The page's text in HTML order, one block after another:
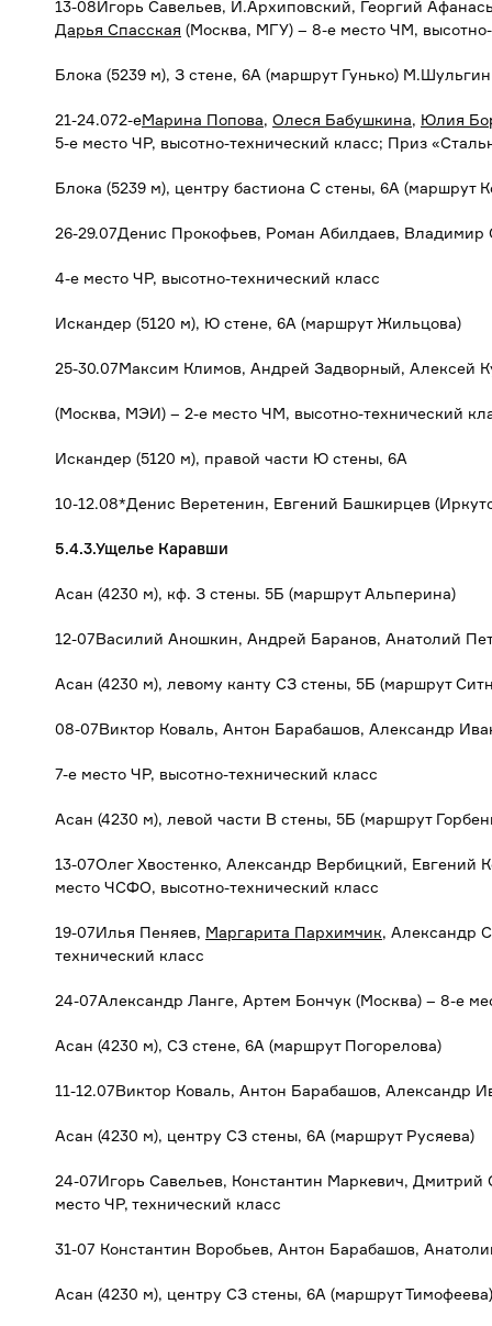
13-08Игорь Савельев, И.Архиповский, Георгий
Дарья Спасская (Москва, МГУ) – 8-е место ЧМ,
Блока (5239 м), З стене, 6А (маршрут Гунько)
21-24.072-еМарина Попова, Олеся Бабушкина, Юлия
5-е место ЧР, высотно-технический класс; Приз
Блока (5239 м), центру бастиона С стены, 6А (маршрут
26-29.07Денис Прокофьев, Роман Абилдаев, Владимир
4-е место ЧР, высотно-технический класс
Искандер (5120 м), Ю стене, 6А (маршрут Жильцова)
25-30.07Максим Климов, Андрей Задворный, Алексей
(Москва, МЭИ) – 2-е место ЧМ, высотно-технический
Искандер (5120 м), правой части Ю стены, 6А
10-12.08*Денис Веретенин, Евгений Башкирцев
5.4.3.Ущелье Каравши
Асан (4230 м), кф. З стены. 5Б (маршрут Альперина)
12-07Василий Аношкин, Андрей Баранов, Анатолий
Асан (4230 м), левому канту СЗ стены, 5Б (маршрут
08-07Виктор Коваль, Антон Барабашов, Александр
7-е место ЧР, высотно-технический класс
Асан (4230 м), левой части В стены, 5Б (маршрут
13-07Олег Хвостенко, Александр Вербицкий, Евгений
место ЧСФО, высотно-технический класс
19-07Илья Пеняев, Маргарита Пархимчик, Александр
технический класс
24-07Александр Ланге, Артем Бончук (Москва) – 8-е
Асан (4230 м), СЗ стене, 6А (маршрут Погорелова)
11-12.07Виктор Коваль, Антон Барабашов, Александр
Асан (4230 м), центру СЗ стены, 6А (маршрут Русяева)
24-07Игорь Савельев, Константин Маркевич, Дмитрий
место ЧР, технический класс
31-07 Константин Воробьев, Антон Барабашов,
Асан (4230 м), центру СЗ стены, 6А (маршрут Тимофеева)